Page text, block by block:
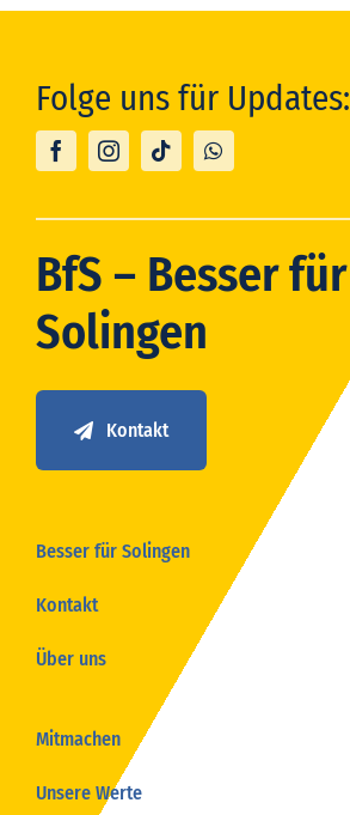
Folge uns für Updates:
BfS – Besser für
Solingen
Kontakt
Besser für Solingen
Kontakt
Über uns
Mitmachen
Unsere Werte